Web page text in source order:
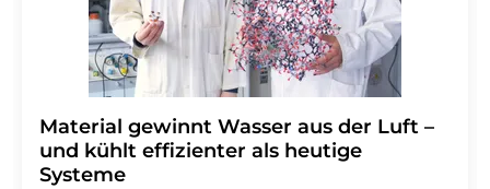
Material gewinnt Wasser aus der Luft –
und kühlt effizienter als heutige
Systeme